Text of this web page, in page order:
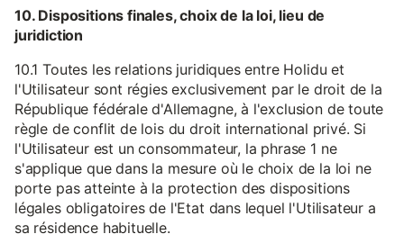
10. Dispositions finales, choix de la loi, lieu de
juridiction
10.1 Toutes les relations juridiques entre Holidu et
l'Utilisateur sont régies exclusivement par le droit de la
République fédérale d'Allemagne, à l'exclusion de toute
règle de conflit de lois du droit international privé. Si
l'Utilisateur est un consommateur, la phrase 1 ne
s'applique que dans la mesure où le choix de la loi ne
porte pas atteinte à la protection des dispositions
légales obligatoires de l'Etat dans lequel l'Utilisateur a
sa résidence habituelle.